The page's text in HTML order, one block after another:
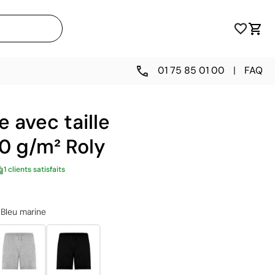
01 75 85 01 00 | FAQ
avec taille
g/m² Roly
1 clients satisfaits
Bleu marine